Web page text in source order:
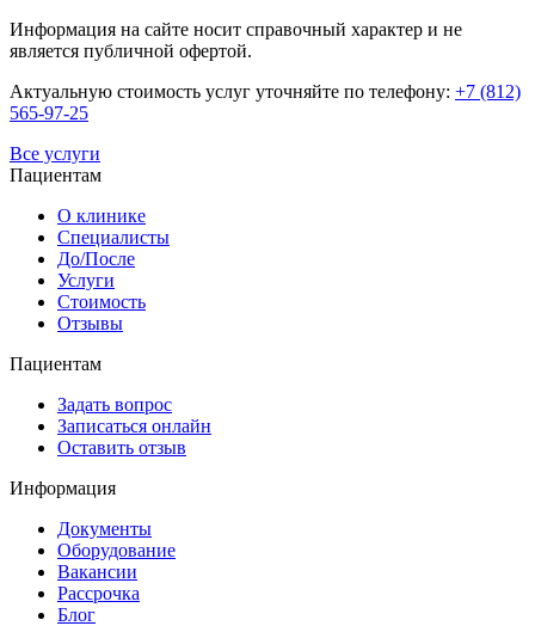
Информация на сайте носит справочный характер и не
является публичной офертой.
Актуальную стоимость услуг уточняйте по телефону: +7 (812)
565-97-25
Все услуги
Пациентам
О клинике
Специалисты
До/После
Услуги
Стоимость
Отзывы
Пациентам
Задать вопрос
Записаться онлайн
Оставить отзыв
Информация
Документы
Оборудование
Вакансии
Рассрочка
Блог